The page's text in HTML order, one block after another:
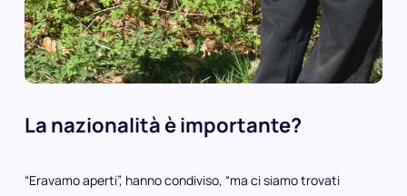
La nazionalità è importante?
“Eravamo aperti”, hanno condiviso, “ma ci siamo trovati